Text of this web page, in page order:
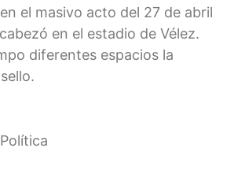
el masivo acto del 27 de abril
en el estadio de Vélez.
diferentes espacios la